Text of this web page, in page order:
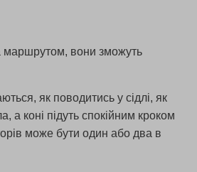
маршрутом, вони зможуть
як поводитись у сідлі, як
а коні підуть спокійним кроком
може бути один або два в